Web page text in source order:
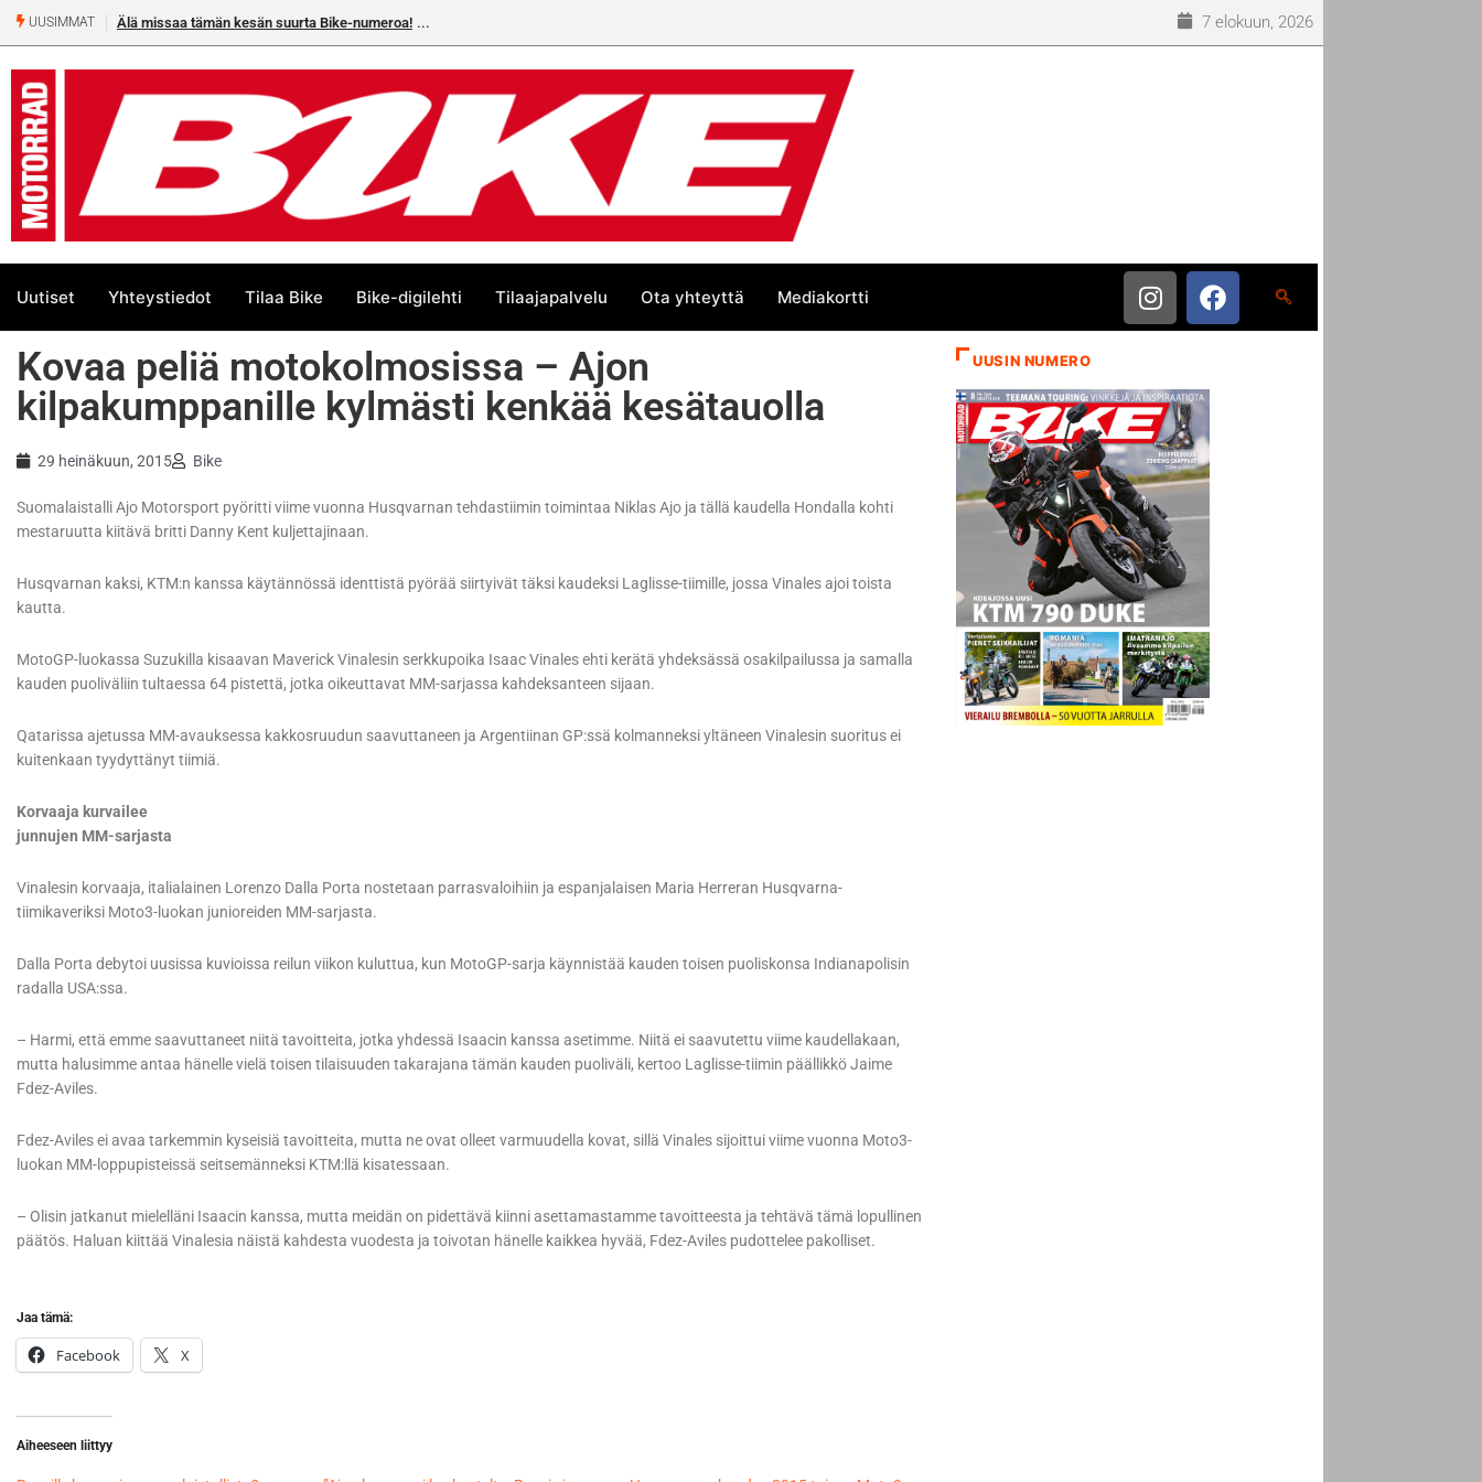
UUSIMMAT Älä missaa tämän kesän suurta Bike-numeroa! 7 elokuun, 2026
Uutiset Yhteystiedot Tilaa Bike Bike-digilehti Tilaajapalvelu Ota yhteyttä Mediakortti
Kovaa peliä motokolmosissa – Ajon
kilpakumppanille kylmästi kenkää kesätauolla
29 heinäkuun, 2015 Bike
Suomalaistalli Ajo Motorsport pyöritti viime vuonna Husqvarnan tehdastiimin toimintaa Niklas Ajo ja tällä kaudella Hondalla kohti
mestaruutta kiitävä britti Danny Kent kuljettajinaan.
Husqvarnan kaksi, KTM:n kanssa käytännössä identtistä pyörää siirtyivät täksi kaudeksi Laglisse-tiimille, jossa Vinales ajoi toista
kautta.
MotoGP-luokassa Suzukilla kisaavan Maverick Vinalesin serkkupoika Isaac Vinales ehti kerätä yhdeksässä osakilpailussa ja samalla
kauden puoliväliin tultaessa 64 pistettä, jotka oikeuttavat MM-sarjassa kahdeksanteen sijaan.
Qatarissa ajetussa MM-avauksessa kakkosruudun saavuttaneen ja Argentiinan GP:ssä kolmanneksi yltäneen Vinalesin suoritus ei
kuitenkaan tyydyttänyt tiimiä.
Korvaaja kurvailee
junnujen MM-sarjasta
Vinalesin korvaaja, italialainen Lorenzo Dalla Porta nostetaan parrasvaloihiin ja espanjalaisen Maria Herreran Husqvarna-
tiimikaveriksi Moto3-luokan junioreiden MM-sarjasta.
Dalla Porta debytoi uusissa kuvioissa reilun viikon kuluttua, kun MotoGP-sarja käynnistää kauden toisen puoliskonsa Indianapolisin
radalla USA:ssa.
– Harmi, että emme saavuttaneet niitä tavoitteita, jotka yhdessä Isaacin kanssa asetimme. Niitä ei saavutettu viime kaudellakaan,
mutta halusimme antaa hänelle vielä toisen tilaisuuden takarajana tämän kauden puoliväli, kertoo Laglisse-tiimin päällikkö Jaime
Fdez-Aviles.
Fdez-Aviles ei avaa tarkemmin kyseisiä tavoitteita, mutta ne ovat olleet varmuudella kovat, sillä Vinales sijoittui viime vuonna Moto3-
luokan MM-loppupisteissä seitsemänneksi KTM:llä kisatessaan.
– Olisin jatkanut mielelläni Isaacin kanssa, mutta meidän on pidettävä kiinni asettamastamme tavoitteesta ja tehtävä tämä lopullinen
päätös. Haluan kiittää Vinalesia näistä kahdesta vuodesta ja toivotan hänelle kaikkea hyvää, Fdez-Aviles pudottelee pakolliset.
Jaa tämä:
Facebook X
Aiheeseen liittyy
UUSIN NUMERO